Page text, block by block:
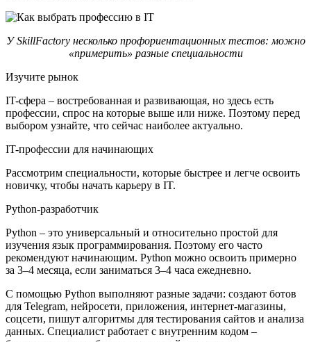
У SkillFactory несколько профориентационных тестов: можно
«примерить» разные специальности
Изучите рынок
IT-сфера – востребованная и развивающая, но здесь есть
профессии, спрос на которые выше или ниже. Поэтому перед
выбором узнайте, что сейчас наиболее актуально.
IT-профессии для начинающих
Рассмотрим специальности, которые быстрее и легче освоить
новичку, чтобы начать карьеру в IT.
Python-разработчик
Python – это универсальный и относительно простой для
изучения язык программирования. Поэтому его часто
рекомендуют начинающим. Python можно освоить примерно
за 3–4 месяца, если заниматься 3–4 часа ежедневно.
С помощью Python выполняют разные задачи: создают ботов
для Telegram, нейросети, приложения, интернет-магазины,
соцсети, пишут алгоритмы для тестирования сайтов и анализа
данных. Специалист работает с внутренним кодом –